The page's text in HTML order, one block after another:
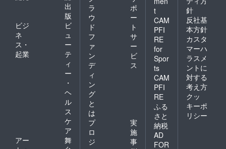
出
版
ビジ
ネ
ス・
起業
ビ
ュ
ー
テ
ィ
ー
・
ヘ
ル
ス
ケ
ア
アー
舞
ラ
ウ
ド
フ
ァ
ン
デ
ィ
ン
グ
と
は
ポ
ー
ト
サ
ー
ビ
ス
プ
ロ
ジ
実
施
事
t
CAM
PFI
RE
for
Spor
ts
CAM
PFI
RE
ふる
さと
納税
AD
FOR
針
反社基
本方針
カスタ
マーハ
ラスメ
ントに
対する
考え方
クッ
キーポ
リシー